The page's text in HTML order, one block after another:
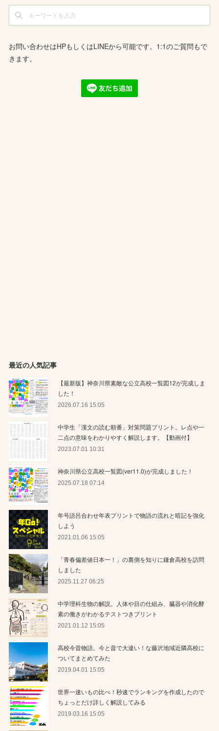
お問い合わせはHPもしくはLINEから可能です。1:1のご質問もで
きます。
最近の人気記事
【最新版】神奈川県素敵な公立高校一覧図12が完成しま
した！
2026.07.16 15:05
中学生「漢文の読む順番」対策問題プリント。レ点や一
二点の意味をわかりやすく解説します。【動画付】
2023.07.01 10:31
神奈川県公立高校一覧図(ver11.0)が完成しました！
2025.07.18 07:14
年号語呂合わせ年表プリントで物語の流れと暗記を強化
しよう
2021.01.06 15:05
「青春偏差値日本一！」の裏側を知りに鎌倉高校を訪問
しました
2025.11.27 06:25
中学理科生物の解説。人体や目の仕組み、臓器や消化酵
素の働きがわかるテストつきプリント
2021.01.12 15:05
高校今昔物語。今と昔で大違い！な藤沢地域近隣高校に
ついてまとめてみた
2019.04.01 15:05
世界一速いもの比べ！秒速でランキングを作成したので
ちょっとだけ詳しく解説してみる
2019.03.16 15:05